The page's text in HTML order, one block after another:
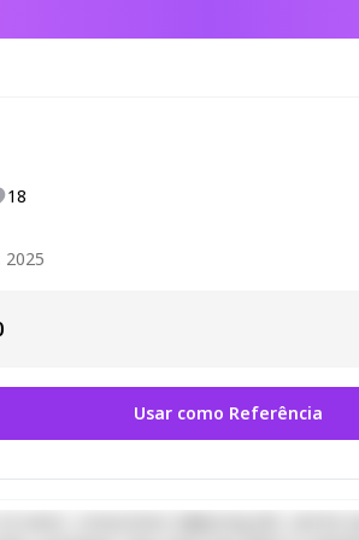
18
2025
Usar como Referência
amet, consectetur adipiscing elit, sed do